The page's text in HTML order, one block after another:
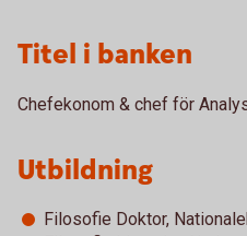
Titel i banken
Chefekonom & chef för
Utbildning
Filosofie Doktor,